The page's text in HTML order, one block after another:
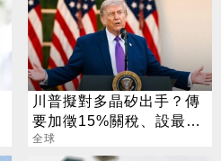
川普擬對多晶矽出手？傳
要加徵15%關稅、設最低
進口價
全球